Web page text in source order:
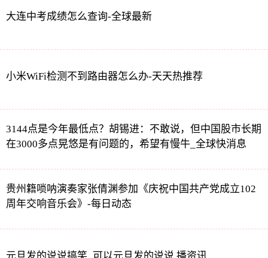
大连中考成绩怎么查询-全球最新
小米WiFi检测不到路由器怎么办-天天热推荐
3144点是今年最低点？胡锡进：不敢说，但中国股市长期
在3000多点晃悠是有问题的，希望有慢牛_全球快消息
贵州籍唢呐演奏家张倩渊参加《庆祝中国共产党成立102
周年交响音乐会》-每日动态